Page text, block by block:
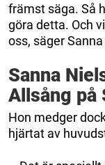
främst säga. Så
göra detta. Och
oss, säger
Sanna
Allsång på
Hon medger
hjärtat av